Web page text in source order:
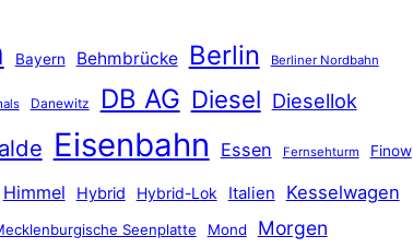
Bayern Behmbrücke Berlin Berliner Nordbahn
Danewitz DB AG Diesel Diesellok
Eisenbahn Essen Fernsehturm Finow
Himmel Hybrid Hybrid-Lok Italien Kesselwagen
Seenplatte Mond Morgen